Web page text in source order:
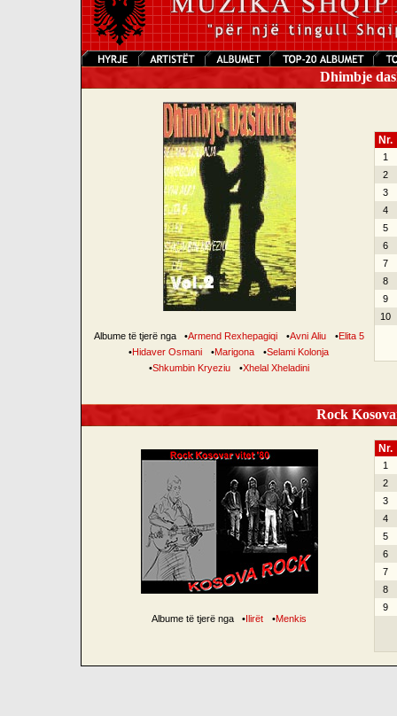
Dhimbje
Albume të tjerë nga •Armend Rexhepagiqi •Avni Aliu •Elita 5
•Hidaver Osmani •Marigona •Selami Kolonja
•Shkumbin Kryeziu •Xhelal Xheladini
Nr.
1
2
3
4
5
6
7
8
9
10
Rock
Albume të tjerë nga •Ilirët •Menkis
Nr.
1
2
3
4
5
6
7
8
9